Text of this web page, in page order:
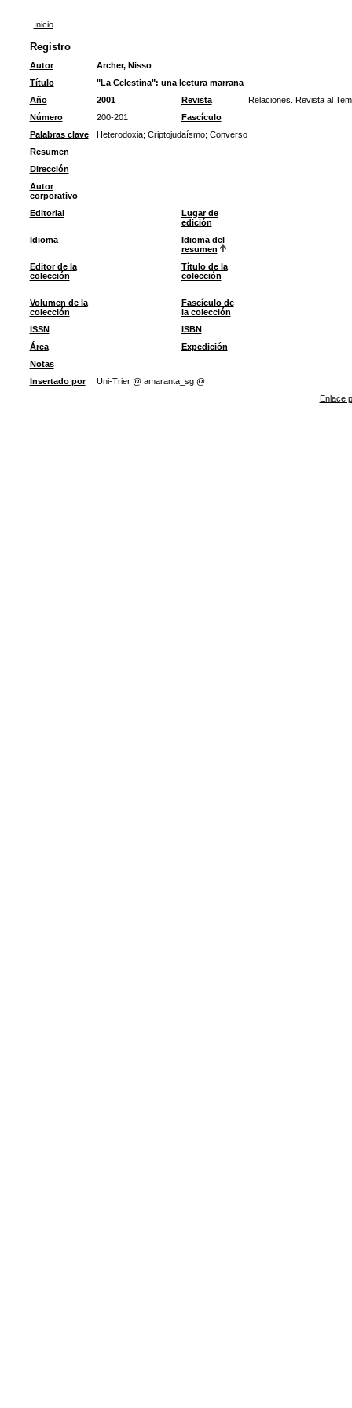
Inicio
Registro
Autor
Archer, Nisso
Título
"La Celestina": una lectura marrana
Año
2001 Revista
Relaciones. Revista al
Número
200-201
Fascículo
Palabras clave
Heterodoxia; Criptojudaísmo; Converso
Resumen
Dirección
Autor
corporativo
Editorial
Lugar de
edición
Idioma
Idioma del
resumen
Editor de la
colección
Título de la
colección
Volumen de la
colección
Fascículo de
la colección
ISSN
ISBN
Área
Expedición
Notas
Insertado por
Uni-Trier @ amaranta_sg @
Enlace